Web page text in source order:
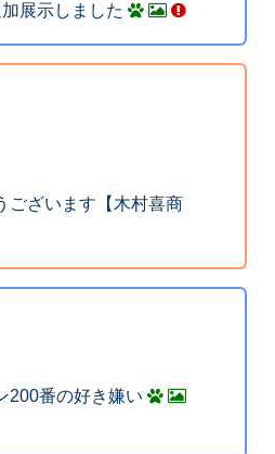
展示しました
ございます【木村喜商
200番の好き嫌い